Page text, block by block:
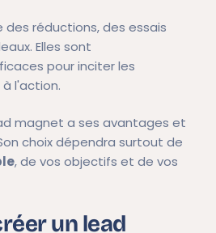
des réductions, des essais
Elles sont
pour inciter les
l'action.
magnet a ses avantages et
choix dépendra surtout de
, de vos objectifs et de vos
un lead